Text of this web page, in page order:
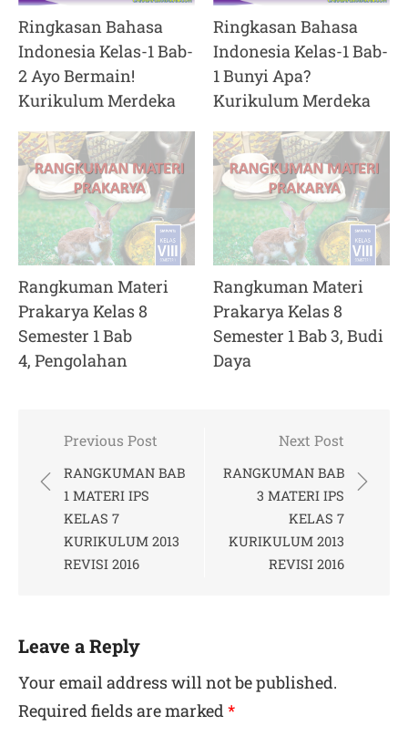
Ringkasan Bahasa
Indonesia Kelas-1 Bab-
2 Ayo Bermain!
Kurikulum Merdeka
Ringkasan Bahasa
Indonesia Kelas-1 Bab-
1 Bunyi Apa?
Kurikulum Merdeka
Rangkuman Materi
Prakarya Kelas 8
Semester 1 Bab
4, Pengolahan
Rangkuman Materi
Prakarya Kelas 8
Semester 1 Bab 3, Budi
Daya
Post
navigation
Previous Post
RANGKUMAN BAB
1 MATERI IPS
KELAS 7
KURIKULUM 2013
REVISI 2016
Next Post
RANGKUMAN BAB
3 MATERI IPS
KELAS 7
KURIKULUM 2013
REVISI 2016
Leave a Reply
Your email address will not be published.
Required fields are marked*